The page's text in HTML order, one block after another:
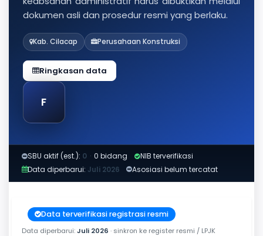
dokumen asli dan prosedur resmi yang berlaku.
Kab. Cilacap Perusahaan Konstruksi
Ringkasan data
F
SBU aktif (est.): 0 · 0 bidang
NIB terverifikasi
Data diperbarui: Juli 2026 Asosiasi belum tercatat
Data terverifikasi registrasi resmi
Data diperbarui:Juli 2026 · sinkron ke register resmi / LPJK